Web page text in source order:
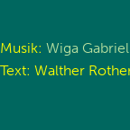
Musik: Wiga Gabriel
Text: Walther